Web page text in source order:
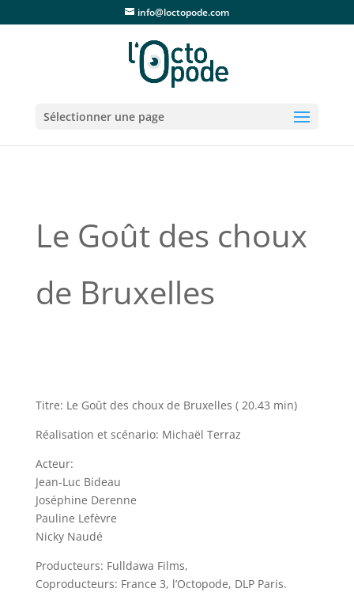
info@loctopode.com
Sélectionner une page
Le Goût des choux
de Bruxelles
Titre: Le Goût des choux de Bruxelles ( 20.43 min)
Réalisation et scénario: Michaël Terraz
Acteur:
Jean-Luc Bideau
Joséphine Derenne
Pauline Lefèvre
Nicky Naudé
Producteurs: Fulldawa Films,
Coproducteurs: France 3, l’Octopode, DLP Paris.